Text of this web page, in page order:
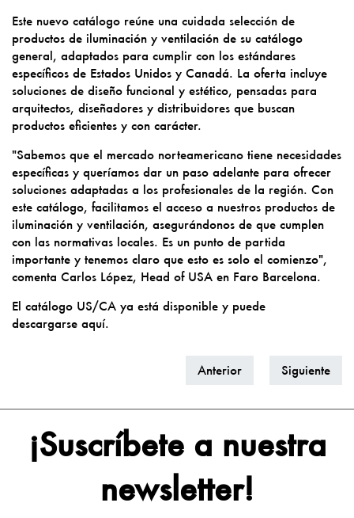
Este nuevo catálogo reúne una cuidada selección de
productos de iluminación y ventilación de su catálogo
general, adaptados para cumplir con los estándares
específicos de Estados Unidos y Canadá. La oferta incluye
soluciones de diseño funcional y estético, pensadas para
arquitectos, diseñadores y distribuidores que buscan
productos eficientes y con carácter.
"Sabemos que el mercado norteamericano tiene necesidades
específicas y queríamos dar un paso adelante para ofrecer
soluciones adaptadas a los profesionales de la región. Con
este catálogo, facilitamos el acceso a nuestros productos de
iluminación y ventilación, asegurándonos de que cumplen
con las normativas locales. Es un punto de partida
importante y tenemos claro que esto es solo el comienzo",
comenta Carlos López, Head of USA en Faro Barcelona.
El catálogo US/CA ya está disponible y puede
descargarse aquí.
Anterior Siguiente
¡Suscríbete a nuestra
newsletter!